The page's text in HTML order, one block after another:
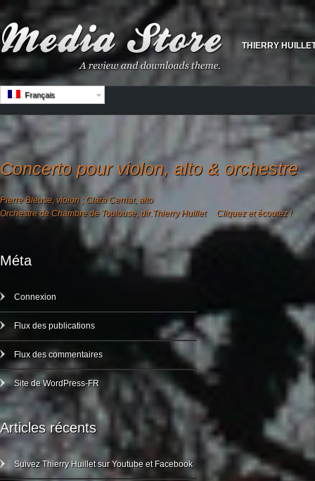
THIERRY
Français
Concerto pour violon, alto & orchestre
Pierre Bleuse, violon ; Clara Cernat, alto
Orchestre de Chambre de Toulouse, dir.Thierry Huillet Cliquez et écoutez !
Méta
Connexion
Flux des publications
Flux des commentaires
Site de WordPress-FR
Articles récents
Suivez Thierry Huillet sur Youtube et Facebook